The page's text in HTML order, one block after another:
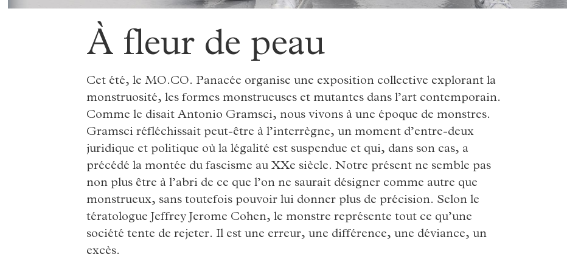
À fleur de peau
Cet été, le MO.CO. Panacée organise une exposition collective explorant la
monstruosité, les formes monstrueuses et mutantes dans l’art contemporain.
Comme le disait Antonio Gramsci, nous vivons à une époque de monstres.
Gramsci réfléchissait peut-être à l’interrègne, un moment d’entre-deux
juridique et politique où la légalité est suspendue et qui, dans son cas, a
précédé la montée du fascisme au XXe siècle. Notre présent ne semble pas
non plus être à l’abri de ce que l’on ne saurait désigner comme autre que
monstrueux, sans toutefois pouvoir lui donner plus de précision. Selon le
tératologue Jeffrey Jerome Cohen, le monstre représente tout ce qu’une
société tente de rejeter. Il est une erreur, une différence, une déviance, un
excès.